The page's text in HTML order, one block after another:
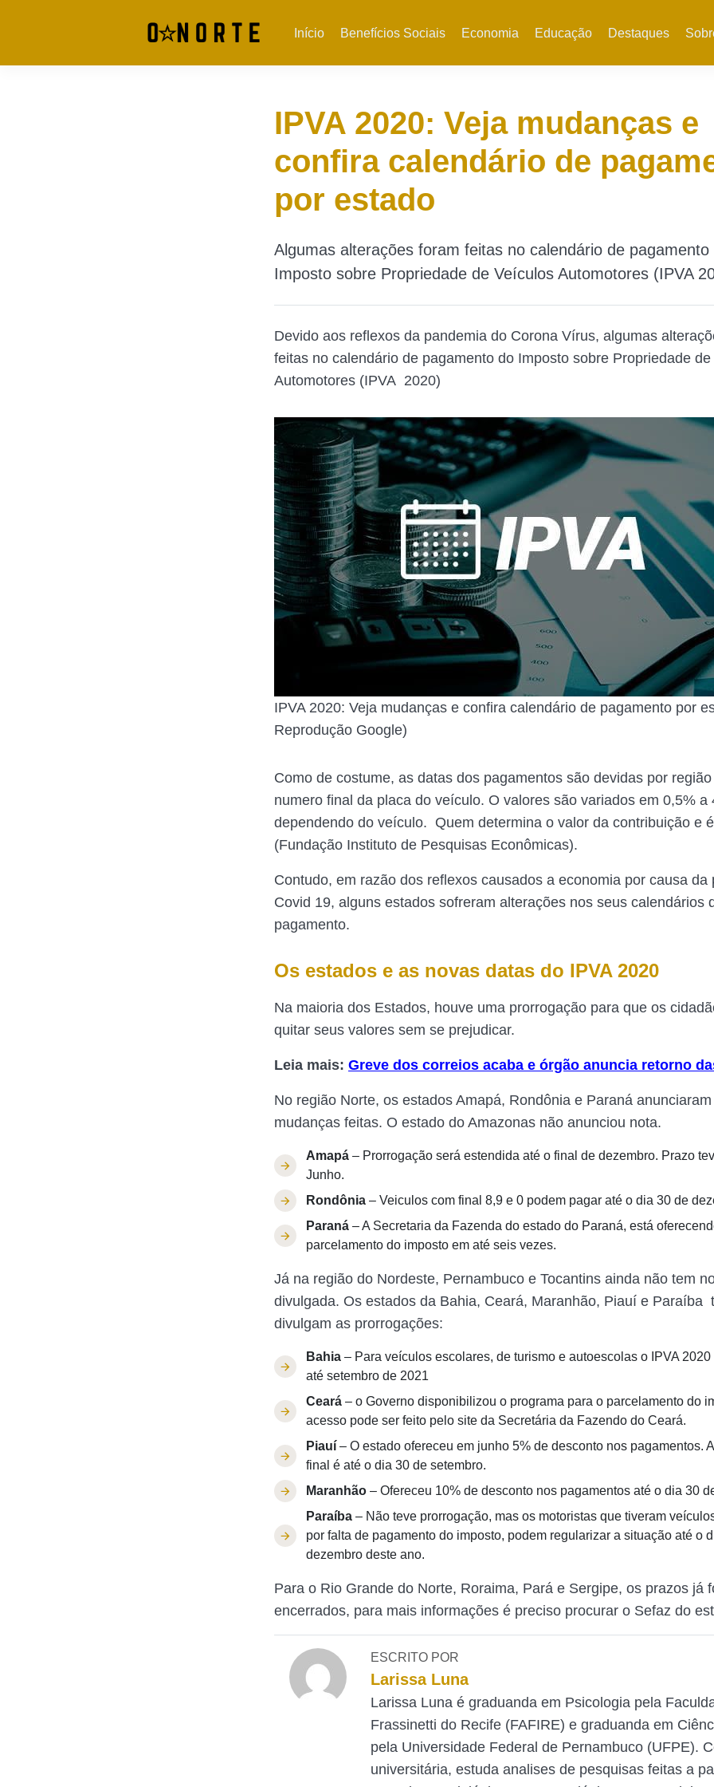
Início Benefícios Sociais Economia Educação Destaques
IPVA 2020: Veja mudanças e
confira calendário de
por estado
Algumas alterações foram feitas no calendário de pagamento
Imposto sobre Propriedade de Veículos Automotores (IPVA
Devido aos reflexos da pandemia do Corona Vírus, algumas
feitas no calendário de pagamento do Imposto sobre Propriedade
Automotores (IPVA 2020)
IPVA 2020: Veja mudanças e confira calendário de pagamento por
Reprodução Google)
Como de costume, as datas dos pagamentos são devidas por
numero final da placa do veículo. O valores são variados em 0,5% a
dependendo do veículo. Quem determina o valor da contribuição e
(Fundação Instituto de Pesquisas Econômicas).
Contudo, em razão dos reflexos causados a economia por causa da
Covid 19, alguns estados sofreram alterações nos seus calendários
pagamento.
Os estados e as novas datas do IPVA 2020
Na maioria dos Estados, houve uma prorrogação para que os
quitar seus valores sem se prejudicar.
Leia mais: Greve dos correios acaba e órgão anuncia retorno
No região Norte, os estados Amapá, Rondônia e Paraná
mudanças feitas. O estado do Amazonas não anunciou nota.
Amapá – Prorrogação será estendida até o final de dezembro. Prazo
Junho.
Rondônia – Veiculos com final 8,9 e 0 podem pagar até o dia 30 de
Paraná – A Secretaria da Fazenda do estado do Paraná, está
parcelamento do imposto em até seis vezes.
Já na região do Nordeste, Pernambuco e Tocantins ainda não tem
divulgada. Os estados da Bahia, Ceará, Maranhão, Piauí e Paraíba
divulgam as prorrogações:
Bahia – Para veículos escolares, de turismo e autoescolas o IPVA
até setembro de 2021
Ceará – o Governo disponibilizou o programa para o parcelamento do
acesso pode ser feito pelo site da Secretária da Fazendo do Ceará.
Piauí – O estado ofereceu em junho 5% de desconto nos pagamentos.
final é até o dia 30 de setembro.
Maranhão – Ofereceu 10% de desconto nos pagamentos até o dia 30
Paraíba – Não teve prorrogação, mas os motoristas que tiveram
por falta de pagamento do imposto, podem regularizar a situação até o
dezembro deste ano.
Para o Rio Grande do Norte, Roraima, Pará e Sergipe, os prazos já
encerrados, para mais informações é preciso procurar o Sefaz do
ESCRITO POR
Larissa Luna
Larissa Luna é graduanda em Psicologia pela
Frassinetti do Recife (FAFIRE) e graduanda em
pela Universidade Federal de Pernambuco (UFPE).
universitária, estuda analises de pesquisas feitas a